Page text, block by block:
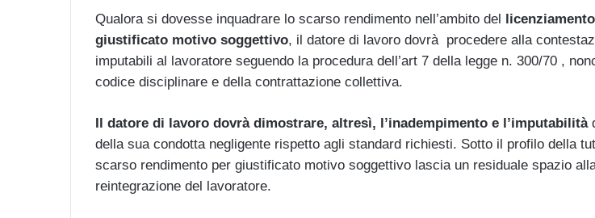
Qualora si dovesse inquadrare lo scarso rendimento nell’ambito del
giustificato motivo soggettivo, il datore di lavoro dovrà procedere alla
imputabili al lavoratore seguendo la procedura dell’art 7 della legge n. 300/70 ,
codice disciplinare e della contrattazione collettiva.
Il datore di lavoro dovrà dimostrare, altresì, l’inadempimento e l’imputabilità
della sua condotta negligente rispetto agli standard richiesti. Sotto il profilo della
scarso rendimento per giustificato motivo soggettivo lascia un residuale spazio
reintegrazione del lavoratore.